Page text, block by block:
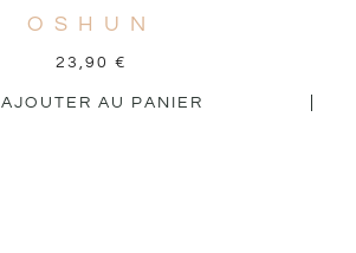
OSHUN
23,90 €
AJOUTER AU PANIER